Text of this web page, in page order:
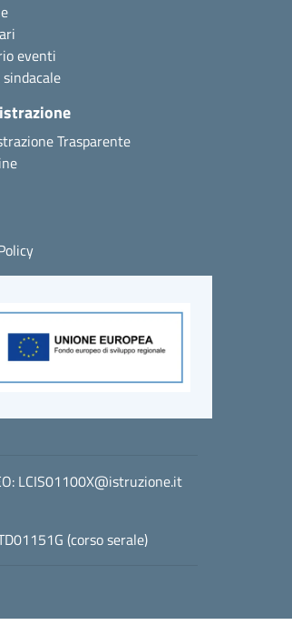
eventi
Trasparente
LCIS01100X@istruzione.it
(corso serale)